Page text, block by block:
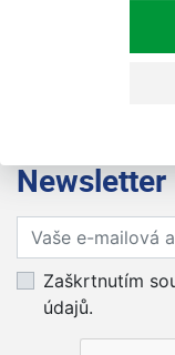
Newsletter
Přihlaste se k
Zaškrtnutím
údajů.